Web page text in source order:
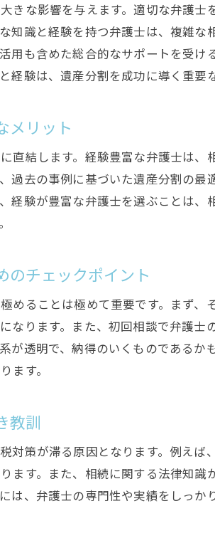
事例から見る成功する相続分割の
事例分析から得られる相続分割の
成功事例に基づいた相続分割協議
事例に学ぶ相続分割時のコミュニケ
相続分割の成功事例が教えるトラ
続税対策に強い弁護士を選ぶ方法
相続税対策に強い弁護士の特徴と
相続税対策で実績のある弁護士の選
相続税対策に関する弁護士の実績
相続税対策と法令遵守の重要性
頼できる相続弁護士とのコミュニケ
信頼関係を築くための相続弁護士と
相続弁護士に適切に情報を伝えるコ
相続弁護士との定期的な連絡がも
相続弁護士への質問の仕方とその
信頼できる相続弁護士を育てるフ
きな影響を与えます。適切な弁護
知識と経験を持つ弁護士は、複雑
用も含めた総合的なサポートを受
験は、遺産分割を成功に導く重要
メリット
直結します。経験豊富な弁護士は
過去の事例に基づいた遺産分割の
経験が豊富な弁護士を選ぶことは
のチェックポイント
めることは極めて重要です。まず
なります。また、初回相談で弁護
が透明で、納得のいくものである
ます。
教訓
対策が滞る原因となります。例え
ます。また、相続に関する法律知
は、弁護士の専門性や実績をしっ